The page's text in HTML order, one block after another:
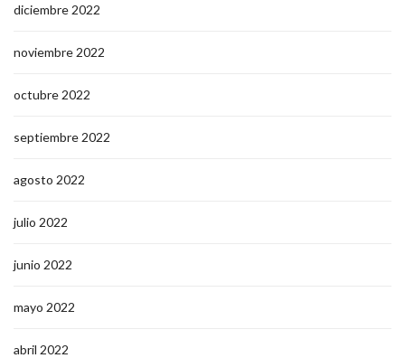
diciembre 2022
noviembre 2022
octubre 2022
septiembre 2022
agosto 2022
julio 2022
junio 2022
mayo 2022
abril 2022